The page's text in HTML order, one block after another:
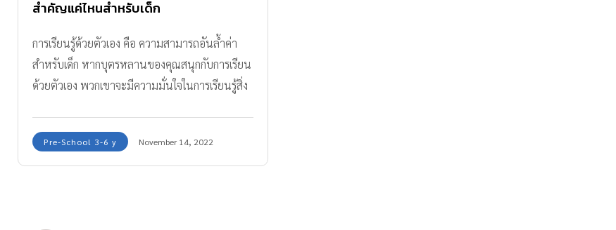
สำคัญแค่ไหนสำหรับเด็ก
การเรียนรู้ด้วยตัวเอง คือ ความสามารถอันล้ำค่า
สำหรับเด็ก หากบุตรหลานของคุณสนุกกับการเรียน
ด้วยตัวเอง พวกเขาจะมีความมั่นใจในการเรียนรู้สิ่ง
Pre-School 3-6 y November 14, 2022